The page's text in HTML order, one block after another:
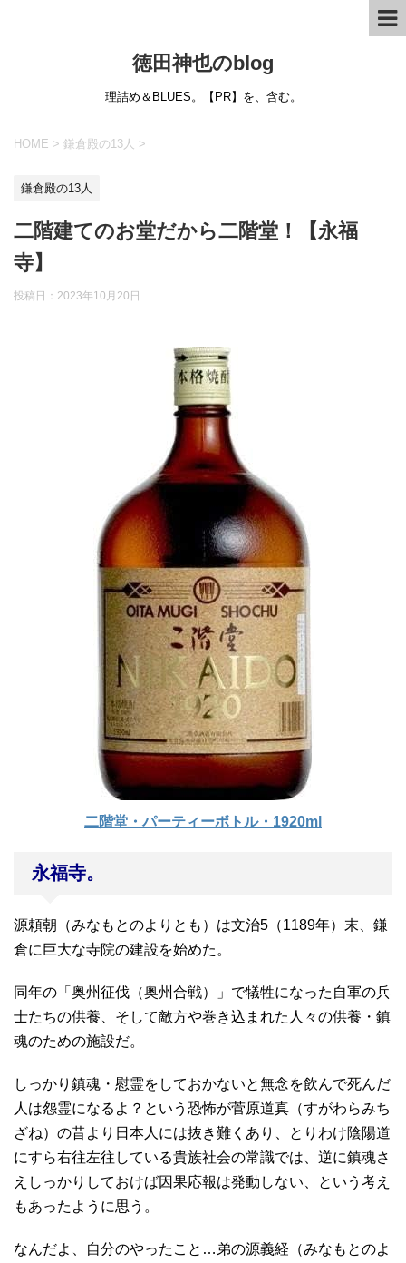
徳田神也のblog
理詰め＆BLUES。【PR】を、含む。
HOME > 鎌倉殿の13人 >
鎌倉殿の13人
二階建てのお堂だから二階堂！【永福
寺】
投稿日： 2023年10月20日
二階堂・パーティーボトル・1920ml
永福寺。
源頼朝（みなもとのよりとも）は文治5（1189年）末、鎌
倉に巨大な寺院の建設を始めた。
同年の「奥州征伐（奥州合戦）」で犠牲になった自軍の兵
士たちの供養、そして敵方や巻き込まれた人々の供養・鎮
魂のための施設だ。
しっかり鎮魂・慰霊をしておかないと無念を飲んで死んだ
人は怨霊になるよ？という恐怖が菅原道真（すがわらみち
ざね）の昔より日本人には抜き難くあり、とりわけ陰陽道
にすら右往左往している貴族社会の常識では、逆に鎮魂さ
えしっかりしておけば因果応報は発動しない、という考え
もあったように思う。
なんだよ、自分のやったこと…弟の源義経（みなもとのよ